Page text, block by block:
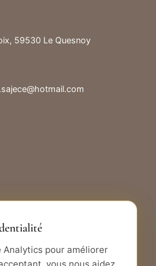
59530 Le Quesnoy
remplacent en aucun
Analytics pour améliorer